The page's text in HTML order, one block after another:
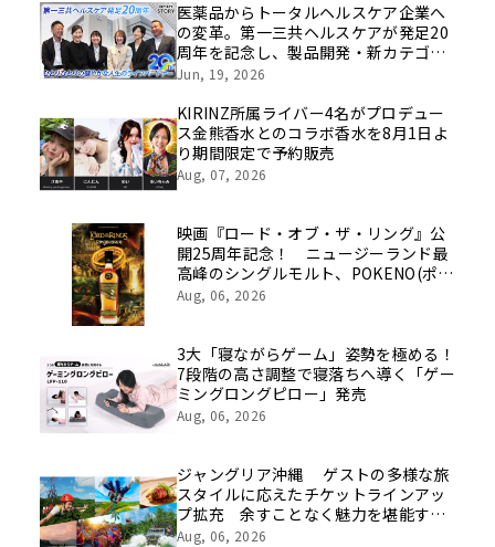
医薬品からトータルヘルスケア企業へ
の変革。第一三共ヘルスケアが発足20
周年を記念し、製品開発・新カテゴリ
挑戦の舞台や旧社統合時のエピソード
像を公開！
Jun, 19, 2026
KIRINZ所属ライバー4名がプロデュー
ス金熊香水とのコラボ香水を8月1日よ
り期間限定で予約販売
Aug, 07, 2026
映画『ロード・オブ・ザ・リング』公
開25周年記念！ ニュージーランド最
高峰のシングルモルト、POKENO(ポケ
ノ)より 数量限定ウイスキー「リング
Aug, 06, 2026
3大「寝ながらゲーム」姿勢を極める！
7段階の高さ調整で寝落ちへ導く「ゲー
ミングロングピロー」発売
Aug, 06, 2026
ジャングリア沖縄 ゲストの多様な旅
スタイルに応えたチケットラインアッ
プ拡充 余すことなく魅力を堪能する
「ロイヤルチケット」新登場
Aug, 06, 2026